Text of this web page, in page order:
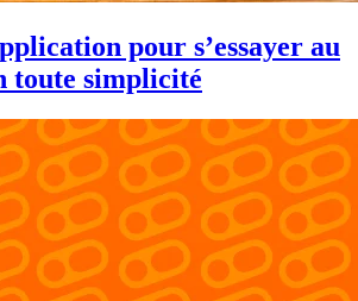
pour s’essayer au
toute simplicité